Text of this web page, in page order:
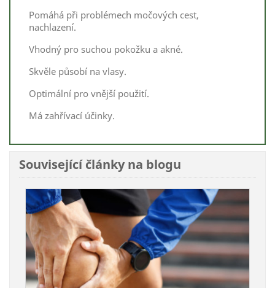
Pomáhá při problémech močových cest,
nachlazení.
Vhodný pro suchou pokožku a akné.
Skvěle působí na vlasy.
Optimální pro vnější použití.
Má zahřívací účinky.
Související články na blogu